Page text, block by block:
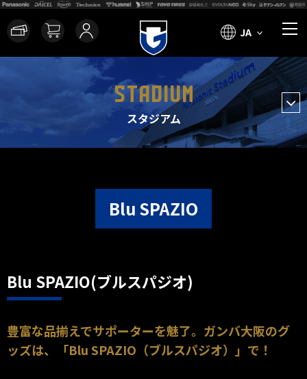
JA
STADIUM
スタジアム
Blu SPAZIO
Blu SPAZIO(ブルスパジオ)
豊富な品揃えでサポーターを魅了。ガンバ大阪のグ
ッズは、「Blu SPAZIO（ブルスパジオ）」で！